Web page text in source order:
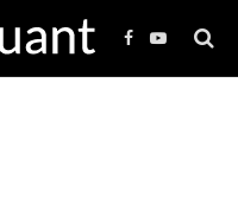
Facebook
YouTube